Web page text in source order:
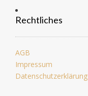
Rechtliches
AGB
Impressum
Datenschutzerklärung